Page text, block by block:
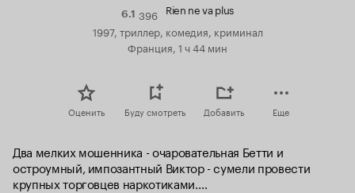
6.1Рейтинг
396 Rien ne va plus
1997, триллер, комедия, криминал
Франция, 1 ч 44 мин
Оценить Буду смотреть Добавить Еще
Два мелких мошенника - очаровательная Бетти и
остроумный, импозантный Виктор - сумели провести
крупных торговцев наркотиками.